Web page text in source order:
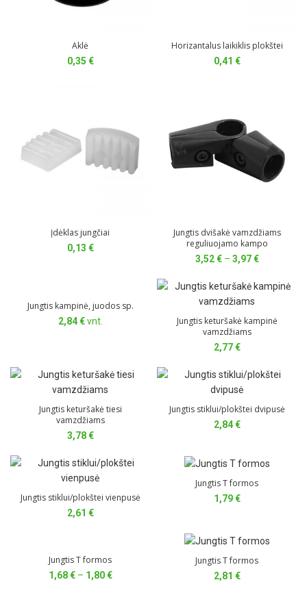
Aklė
0,35 €
Horizantalus laikiklis plokštei
0,41 €
Įdėklas jungčiai
0,13 €
Jungtis dvišakė vamzdžiams
reguliuojamo kampo
3,52€ – 3,97€Price
3,52 €
through
Jungtis kampinė, juodos sp.
2,84€ vnt.
Jungtis keturšakė kampinė
vamzdžiams
2,77€
Jungtis keturšakė tiesi
vamzdžiams
3,78€
Jungtis stiklui/plokštei dvipusė
2,84€
Jungtis stiklui/plokštei vienpusė
2,61 €
Jungtis T formos
1,79€
Jungtis T formos
1,68€ – 1,80€Price
Jungtis T formos
2,81 €